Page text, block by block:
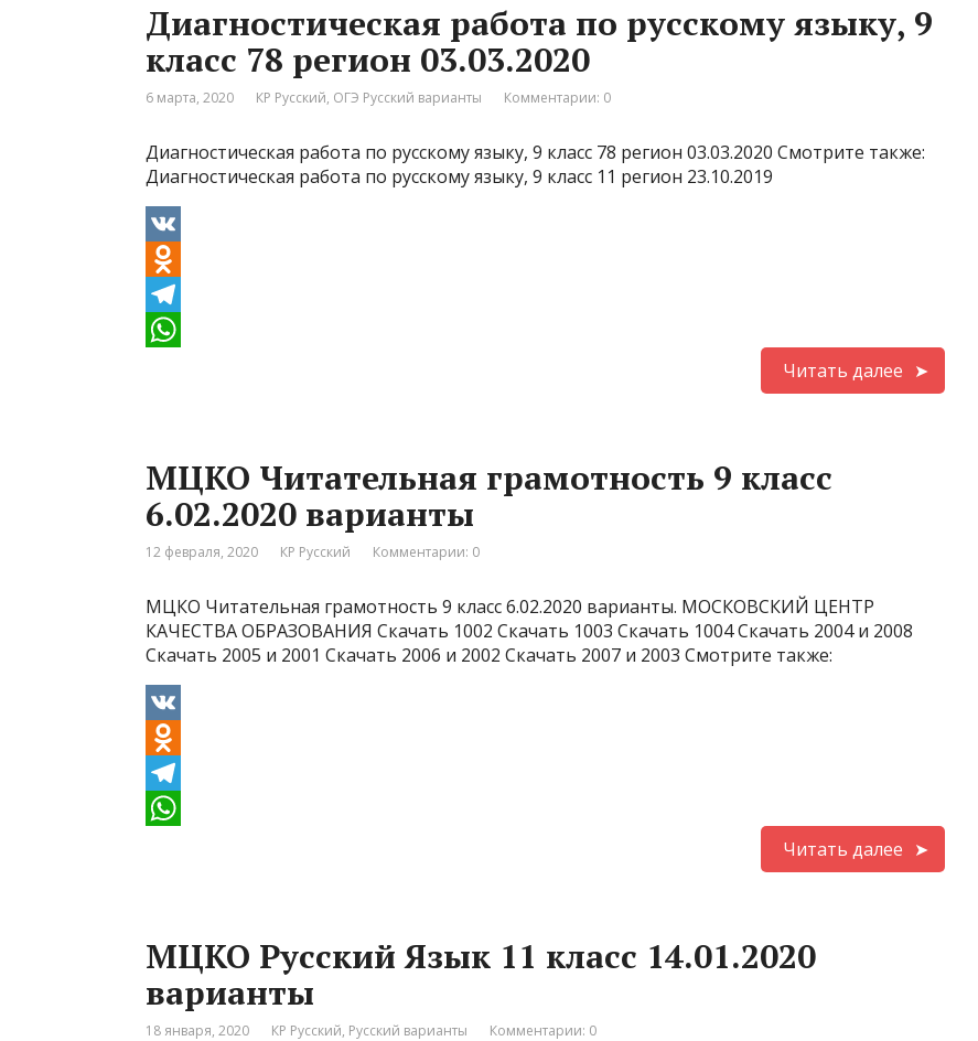
a
s
n
i
k
g
r
a
t
s
A
p
Диагностическая работа по русскому языку, 9
класс 78 регион 03.03.2020
6 марта, 2020 КР Русский, ОГЭ Русский варианты Комментарии: 0
Диагностическая работа по русскому языку, 9 класс 78 регион 03.03.2020 Смотрите также:
Диагностическая работа по русскому языку, 9 класс 11 регион 23.10.2019
V
K
O
d
l
a
s
n
i
k
i
T
g
r
a
t
s
A
p
Читать далее
МЦКО Читательная грамотность 9 класс
6.02.2020 варианты
12 февраля, 2020 КР Русский Комментарии: 0
МЦКО Читательная грамотность 9 класс 6.02.2020 варианты. МОСКОВСКИЙ ЦЕНТР
КАЧЕСТВА ОБРАЗОВАНИЯ Скачать 1002 Скачать 1003 Скачать 1004 Скачать 2004 и 2008
Скачать 2005 и 2001 Скачать 2006 и 2002 Скачать 2007 и 2003 Смотрите также:
V
K
O
d
l
a
s
T
g
r
a
t
s
A
Читать далее
МЦКО Русский Язык 11 класс 14.01.2020
варианты
18 января, 2020 КР Русский, Русский варианты Комментарии: 0